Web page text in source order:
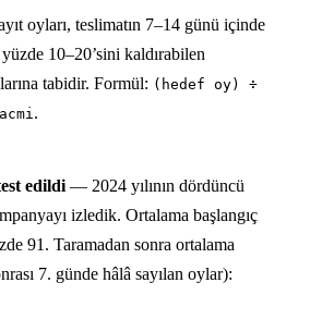
oyları, teslimatın 7–14 günü içinde
10–20’sini kaldırabilen
tabidir. Formül: (hedef oy) ÷
.
edildi — 2024 yılının dördüncü
izledik. Ortalama başlangıç
91. Taramadan sonra ortalama
7. günde hâlâ sayılan oylar):